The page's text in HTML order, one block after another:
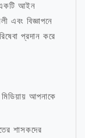
আইন
এবং বিজ্ঞাপনে
প্রদান করে
আপনাকে
শাসকদের